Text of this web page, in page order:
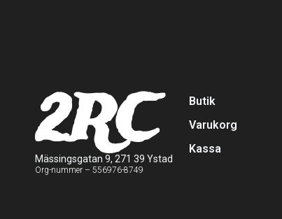
2RC
Mässingsgatan 9, 271 39 Ystad
Org-nummer – 556976-8749
Butik
Varukorg
Kassa